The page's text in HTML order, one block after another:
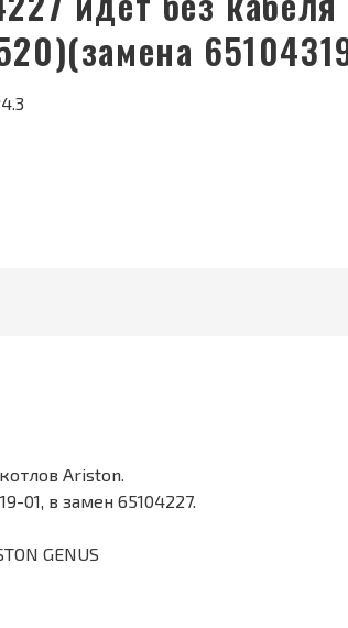
4.3
Ariston.
01, в замен 65104227.
GENUS